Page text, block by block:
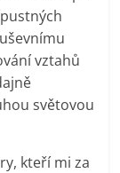
vztahů
světovou
kteří mi za